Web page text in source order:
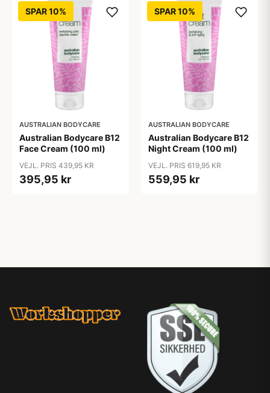
SPAR 10%
AUSTRALIAN BODYCARE
Australian Bodycare B12
Face Cream (100 ml)
VEJL. PRIS 439,95 KR
395,95 kr
SPAR 10%
AUSTRALIAN BODYCARE
Australian Bodycare B12
Night Cream (100 ml)
VEJL. PRIS 619,95 KR
559,95 kr